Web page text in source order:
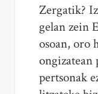
Zergatik?
gelan zein
osoan, oro
ongizatean
pertsonak